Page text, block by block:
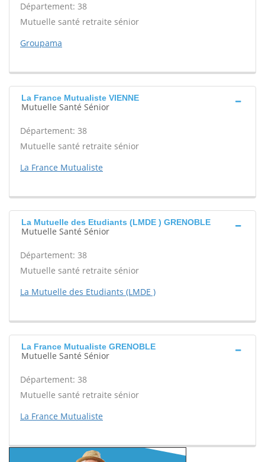
Département: 38
Mutuelle santé retraite sénior
Groupama
La France Mutualiste VIENNE
Mutuelle Santé Sénior
Département: 38
Mutuelle santé retraite sénior
La France Mutualiste
La Mutuelle des Etudiants (LMDE ) GRENOBLE
Mutuelle Santé Sénior
Département: 38
Mutuelle santé retraite sénior
La Mutuelle des Etudiants (LMDE )
La France Mutualiste GRENOBLE
Mutuelle Santé Sénior
Département: 38
Mutuelle santé retraite sénior
La France Mutualiste